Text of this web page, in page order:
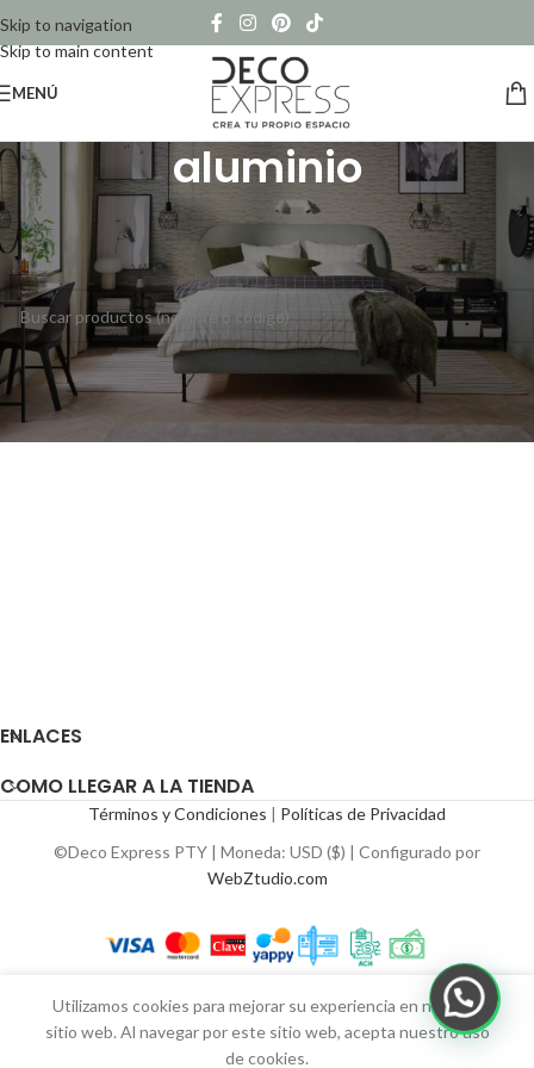
Skip to navigation
Skip to main content
MENÚ
aluminio
Inicio/ Productos etiquetados “aluminio”
No se han encontrado productos que coincidan con tu selección.
ENLACES
COMO LLEGAR A LA TIENDA
Términos y Condiciones | Políticas de Privacidad
©Deco Express PTY | Moneda: USD ($) | Configurado por
WebZtudio.com
Utilizamos cookies para mejorar su experiencia en nuestro
sitio web. Al navegar por este sitio web, acepta nuestro uso
de cookies.